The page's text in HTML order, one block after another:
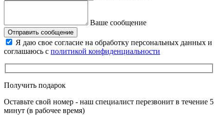
Ваше сообщение
Отправить сообщение
Я даю свое согласие на обработку персональных данных и
соглашаюсь с политикой конфиденциальности
Получить подарок
Оставьте свой номер - наш специалист перезвонит в течение 5
минут (в рабочее время)